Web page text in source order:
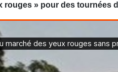
rouges » pour des tournées